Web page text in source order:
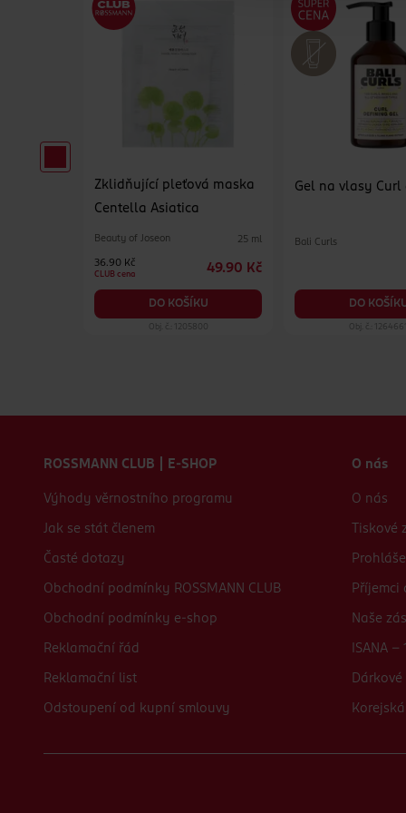
Zklidňující pleťová maska
Centella Asiatica
Beauty of Joseon 25 ml
36.90 Kč
CLUB cena 49.90 Kč
DO KOŠÍKU
Obj. č.: 1205800
Gel na vlasy Curl
Bali Curls
DO
Obj. č.: 1264661
ROSSMANN CLUB | E-SHOP
Výhody věrnostního programu
Jak se stát členem
Časté dotazy
Obchodní podmínky ROSSMANN CLUB
Obchodní podmínky e-shop
Reklamační řád
Reklamační list
Odstoupení od kupní smlouvy
O nás
O nás
Tiskové
Příjemci
Naše
ISANA